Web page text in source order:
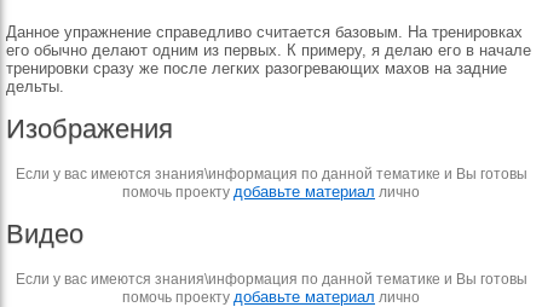
Данное упражнение справедливо считается базовым. На тренировках
его обычно делают одним из первых. К примеру, я делаю его в начале
тренировки сразу же после легких разогревающих махов на задние
дельты.
Изображения
Если у вас имеются знания\информация по данной тематике и Вы готовы
помочь проекту добавьте материал лично
Видео
Если у вас имеются знания\информация по данной тематике и Вы готовы
помочь проекту добавьте материал лично